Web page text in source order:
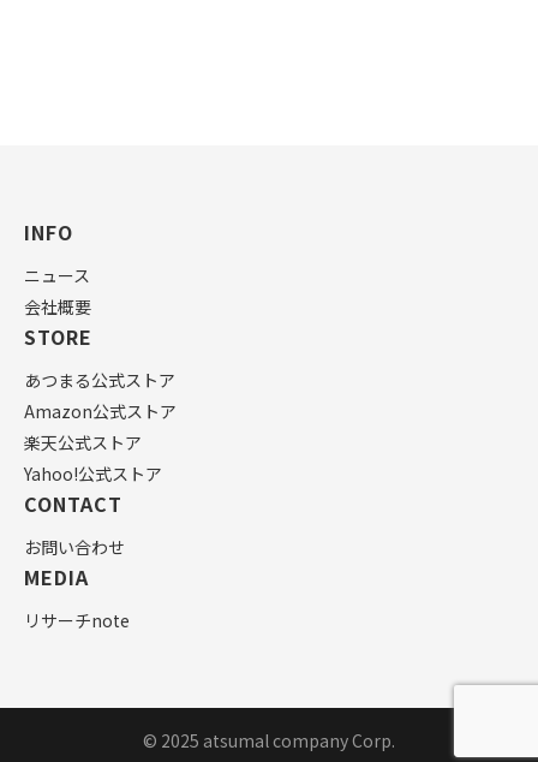
INFO
ニュース
会社概要
STORE
あつまる公式ストア
Amazon公式ストア
楽天公式ストア
Yahoo!公式ストア
CONTACT
お問い合わせ
MEDIA
リサーチnote
© 2025 atsumal company Corp.